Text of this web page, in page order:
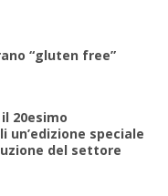
“gluten free”
20esimo
un’edizione speciale
del settore